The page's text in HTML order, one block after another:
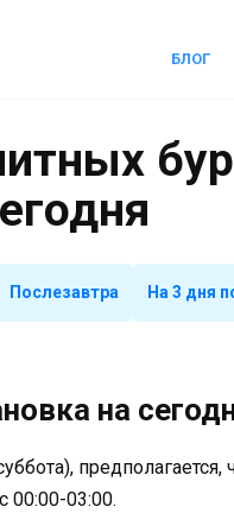
БЛОГ
Послезавтра На 3 дня
на
00:00-03:00.